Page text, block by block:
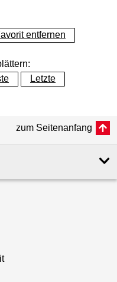
entfernen
Letzte
zum Seitenanfang